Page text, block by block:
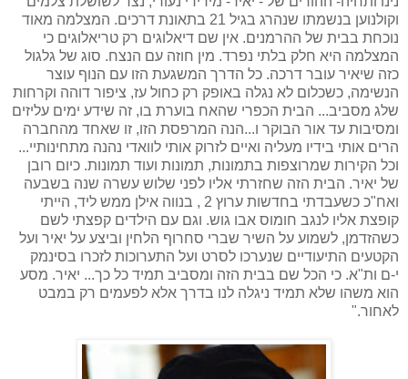
וקולנוען בנשמתו שנהרג בגיל 21 בתאונת דרכים. המצלמה מאוד
נוכחת בבית של ההרמנים. אין שם דיאלוגים רק טריאלוגים כי
המצלמה היא חלק בלתי נפרד. מין חוזה עם הנצח. סוג של גלגול
כזה שיאיר עובר דרכה. כל הדרך המשגעת הזו עם הנוף עוצר
הנשימה, כשכלום לא נגלה באופק רק כחול עז, ציפור דוהה וקרחות
שלג מסביב... הבית הכפרי שהאח בוערת בו, זה שידע ימים עליזים
ומסיבות עד אור הבוקר ו...הנה המרפסת הזו, זו שאחד מהחברה
הרים אותי בידיו מעליה ואיים לזרוק אותי לוואדי נהנה מתחינותיי...
וכל הקירות שמרוצפות בתמונות, תמונות ועוד תמונות. כיום רובן
של יאיר. הבית הזה שחזרתי אליו לפני שלוש עשרה שנה בשבעה
ואח"כ כשעבדתי בחדשות ערוץ 2 , בנווה אילן ממש ליד, הייתי
קופצת אליו לנגב חומוס אבו גוש. וגם עם הילדים קפצתי לשם
כשהזדמן, לשמוע על השיר שברי סחרוף הלחין וביצע על יאיר ועל
הקטעים התיעודיים שנערכו לסרט ועל התערוכות לזכרו בסינמק
י-ם ות"א. כי הכל שם בבית הזה ומסביב תמיד כל כך... יאיר. מסע
הוא משהו שלא תמיד ניגלה לנו בדרך אלא לפעמים רק במבט
לאחור."